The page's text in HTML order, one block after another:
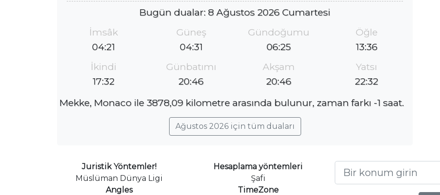
Bugün dualar: 8 Ağustos 2026 Cumartesi
İmsâk
04:21
Güneş
04:31
Gündoğumu
06:25
Öğle
13:36
İkindi
17:32
Günbatımı
20:46
Akşam
20:46
Yatsı
22:32
Mekke, Monaco ile 3878,09 kilometre arasında bulunur, zaman farkı -1 saat.
Ağustos 2026 için tüm duaları
Juristik Yöntemler!
Müslüman Dünya Ligi
Hesaplama yöntemleri
Şafi
Angles
TimeZone